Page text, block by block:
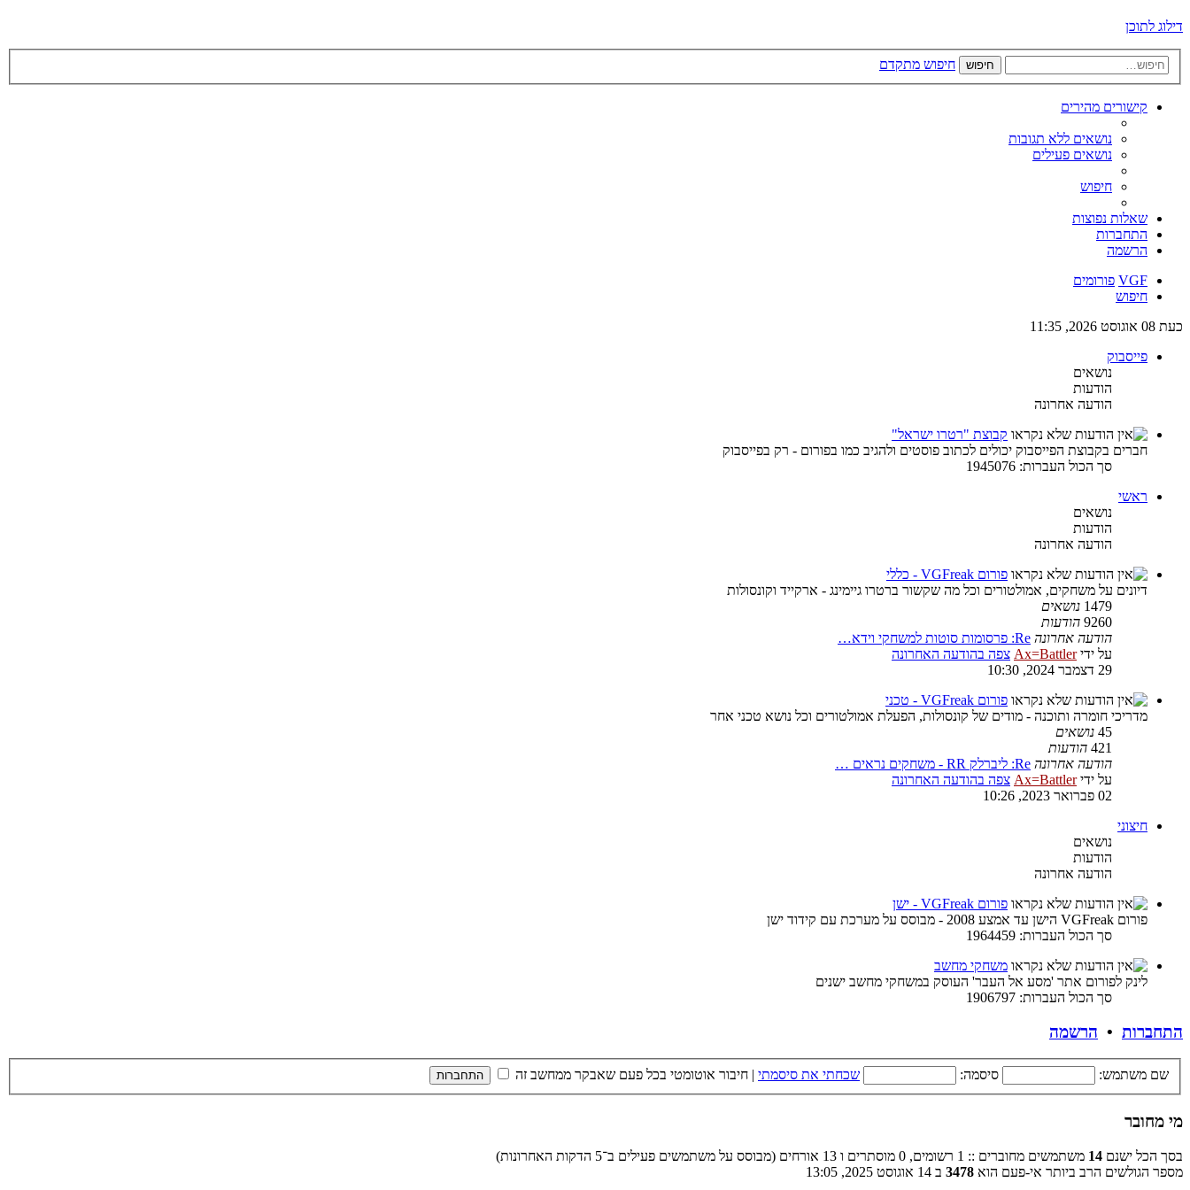
דילוג לתוכן
חיפוש חיפוש מתקדם
קישורים מהירים
נושאים ללא תגובות
נושאים פעילים
חיפוש
שאלות נפוצות
התחברות
הרשמה
VGF פורומים
חיפוש
כעת 08 אוגוסט 2026, 11:35
פייסבוק
נושאים
הודעות
הודעה אחרונה
קבוצת "רטרו ישראל"
חברים בקבוצת הפייסבוק יכולים לכתוב פוסטים ולהגיב כמו בפורום - רק בפייסבוק
סך הכול העברות: 1945076
ראשי
נושאים
הודעות
הודעה אחרונה
פורום VGFreak - כללי
דיונים על משחקים, אמולטורים וכל מה שקשור ברטרו גיימינג - ארקייד וקונסולות
1479 נושאים
9260 הודעות
הודעה אחרונה Re: פרסומות סוטות למשחקי וידא…
על ידיAx=Battler צפה בהודעה האחרונה
29 דצמבר 2024, 10:30
פורום VGFreak - טכני
מדריכי חומרה ותוכנה - מודים של קונסולות, הפעלת אמולטורים וכל נושא טכני אחר
45 נושאים
421 הודעות
הודעה אחרונה Re: ליברלק RR - משחקים נראים …
על ידיAx=Battler צפה בהודעה האחרונה
02 פברואר 2023, 10:26
חיצוני
נושאים
הודעות
הודעה אחרונה
פורום VGFreak - ישן
פורום VGFreak הישן עד אמצע 2008 - מבוסס על מערכת עם קידוד ישן
סך הכול העברות: 1964459
משחקי מחשב
לינק לפורום אתר 'מסע אל העבר' העוסק במשחקי מחשב ישנים
סך הכול העברות: 1906797
התחברות • הרשמה
שם משתמש: סיסמה: שכחתי את סיסמתי | חיבור אוטומטי בכל פעם שאבקר ממחשב זה
מי מחובר
בסך הכל ישנם 14 משתמשים מחוברים :: 1 רשומים, 0 מוסתרים ו 13 אורחים (מבוסס על משתמשים פעילים ב־5 הדקות האחרונות)
מספר הגולשים הרב ביותר אי-פעם הוא 3478 ב 14 אוגוסט 2025, 13:05